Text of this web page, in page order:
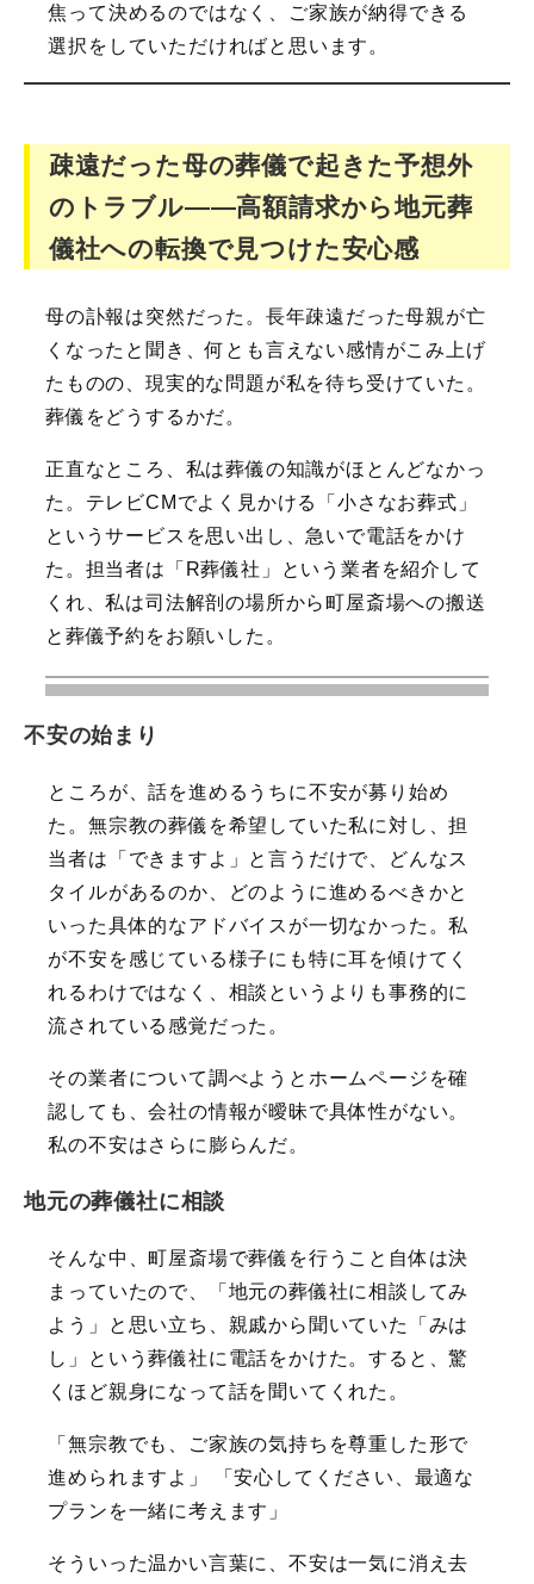
焦って決めるのではなく、ご家族が納得できる
選択をしていただければと思います。
疎遠だった母の葬儀で起きた予想外
のトラブル――高額請求から地元葬
儀社への転換で見つけた安心感
母の訃報は突然だった。長年疎遠だった母親が亡
くなったと聞き、何とも言えない感情がこみ上げ
たものの、現実的な問題が私を待ち受けていた。
葬儀をどうするかだ。
正直なところ、私は葬儀の知識がほとんどなかっ
た。テレビCMでよく見かける「小さなお葬式」
というサービスを思い出し、急いで電話をかけ
た。担当者は「R葬儀社」という業者を紹介して
くれ、私は司法解剖の場所から町屋斎場への搬送
と葬儀予約をお願いした。
不安の始まり
ところが、話を進めるうちに不安が募り始め
た。無宗教の葬儀を希望していた私に対し、担
当者は「できますよ」と言うだけで、どんなス
タイルがあるのか、どのように進めるべきかと
いった具体的なアドバイスが一切なかった。私
が不安を感じている様子にも特に耳を傾けてく
れるわけではなく、相談というよりも事務的に
流されている感覚だった。
その業者について調べようとホームページを確
認しても、会社の情報が曖昧で具体性がない。
私の不安はさらに膨らんだ。
地元の葬儀社に相談
そんな中、町屋斎場で葬儀を行うこと自体は決
まっていたので、「地元の葬儀社に相談してみ
よう」と思い立ち、親戚から聞いていた「みは
し」という葬儀社に電話をかけた。すると、驚
くほど親身になって話を聞いてくれた。
「無宗教でも、ご家族の気持ちを尊重した形で
進められますよ」 「安心してください、最適な
プランを一緒に考えます」
そういった温かい言葉に、不安は一気に消え去